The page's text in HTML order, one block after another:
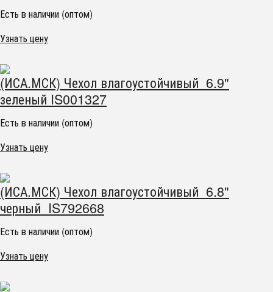
Есть в наличии (оптом)
Узнать цену
(ИСА.МСК) Чехол влагоустойчивый 6.9"
зеленый IS001327
Есть в наличии (оптом)
Узнать цену
(ИСА.МСК) Чехол влагоустойчивый 6.8"
черный IS792668
Есть в наличии (оптом)
Узнать цену